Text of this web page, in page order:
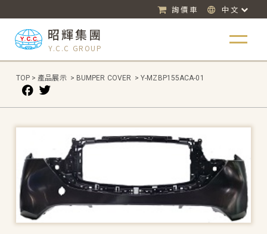
詢價車 中文
昭輝集團
Y.C.C GROUP
TOP > 產品展示 > BUMPER COVER > Y-MZBP155ACA-01